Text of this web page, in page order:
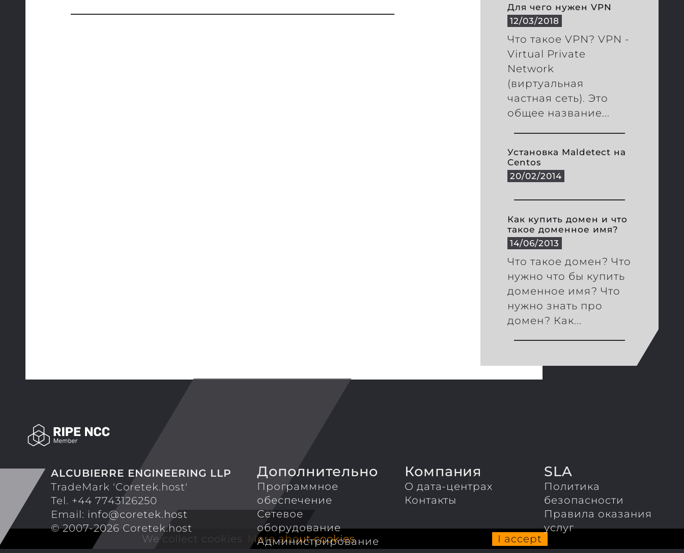
Для чего нужен VPN
12/03/2018
Что такое VPN? VPN -
Virtual Private
Network
(виртуальная
частная сеть). Это
общее название...
Установка Maldetect на
Centos
20/02/2014
Как купить домен и что
такое доменное имя?
14/06/2013
Что такое домен? Что
нужно что бы купить
доменное имя? Что
нужно знать про
домен? Как...
ALCUBIERRE ENGINEERING LLP
TradeMark 'Coretek.host'
Tel. +44 7743126250
Email: info@coretek.host
© 2007-2026 Coretek.host
Дополнительно
Программное
обеспечение
Сетевое
оборудование
Администрирование
Компания
О дата-центрах
Контакты
SLA
Политика
безопасности
Правила оказания
услуг
We collect cookies More about cookies I accept